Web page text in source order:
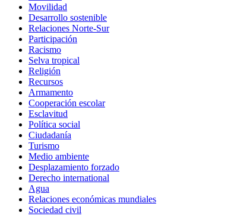
Movilidad
Desarrollo sostenible
Relaciones Norte-Sur
Participación
Racismo
Selva tropical
Religión
Recursos
Armamento
Cooperación escolar
Esclavitud
Política social
Ciudadanía
Turismo
Medio ambiente
Desplazamiento forzado
Derecho international
Agua
Relaciones económicas mundiales
Sociedad civil